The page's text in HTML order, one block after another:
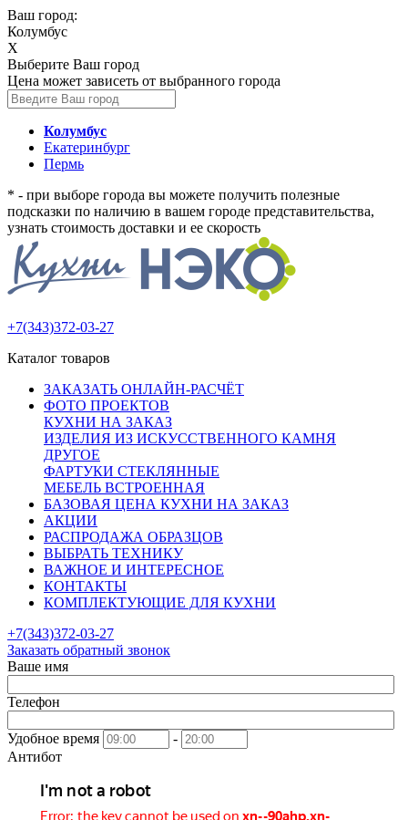
Ваш город:
Колумбус
X
Выберите Ваш город
Цена может зависеть от выбранного города
Колумбус
Екатеринбург
Пермь
* - при выборе города вы можете получить полезные
подсказки по наличию в вашем городе представительства,
узнать стоимость доставки и ее скорость
+7(343)372-03-27
Каталог товаров
ЗАКАЗАТЬ ОНЛАЙН-РАСЧЁТ
ФОТО ПРОЕКТОВ
КУХНИ НА ЗАКАЗ
ИЗДЕЛИЯ ИЗ ИСКУССТВЕННОГО КАМНЯ
ДРУГОЕ
ФАРТУКИ СТЕКЛЯННЫЕ
МЕБЕЛЬ ВСТРОЕННАЯ
БАЗОВАЯ ЦЕНА КУХНИ НА ЗАКАЗ
АКЦИИ
РАСПРОДАЖА ОБРАЗЦОВ
ВЫБРАТЬ ТЕХНИКУ
ВАЖНОЕ И ИНТЕРЕСНОЕ
КОНТАКТЫ
КОМПЛЕКТУЮЩИЕ ДЛЯ КУХНИ
+7(343)372-03-27
Заказать обратный звонок
Ваше имя
Телефон
Удобное время
-
Антибот